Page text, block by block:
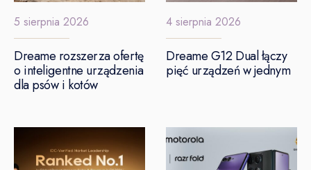
5 sierpnia 2026
Dreame rozszerza ofertę
o inteligentne urządzenia
dla psów i kotów
4 sierpnia 2026
Dreame G12 Dual łączy
pięć urządzeń w jednym